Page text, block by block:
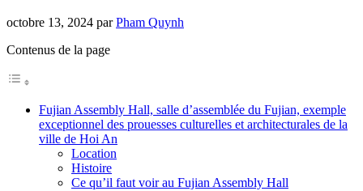
octobre 13, 2024 parPham Quynh
Contenus de la page
Fujian Assembly Hall, salle d’assemblée du Fujian, exemple
exceptionnel des prouesses culturelles et architecturales de la
ville de Hoi An
Location
Histoire
Ce qu’il faut voir au Fujian Assembly Hall